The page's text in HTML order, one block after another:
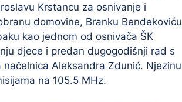
Krstancu za osnivanje i
domovine, Branku Bendekoviću
kao jednom od osnivača ŠK
djece i predan dugogodišnji rad s
Aleksandra Zdunić. Njezinu
na 105.5 MHz.